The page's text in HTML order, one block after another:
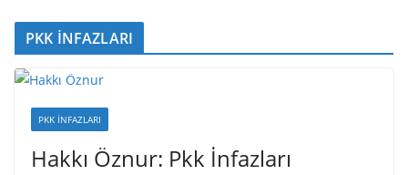
PKK İNFAZLARI
PKK İNFAZLARI
Hakkı Öznur: Pkk İnfazları